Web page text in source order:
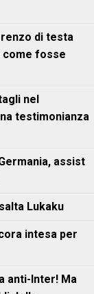
di testa
come fosse
nel
testimonianza
assist
Lukaku
intesa per
anti-Inter! Ma